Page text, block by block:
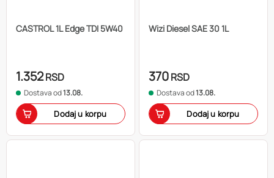
CASTROL 1L Edge TDI 5W40
1.352RSD
Dostava od13.08.
Dodaj u korpu
Wizi Diesel SAE 30 1L
370RSD
Dostava od13.08.
Dodaj u korpu